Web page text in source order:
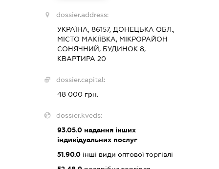
dossier.address:
УКРАЇНА, 86157, ДОНЕЦЬКА ОБЛ.,
МІСТО МАКІЇВКА, МІКРОРАЙОН
СОНЯЧНИЙ, БУДИНОК 8,
КВАРТИРА 20
dossier.capital:
48 000 грн.
dossier.kveds:
93.05.0 надання інших
індивідуальних послуг
51.90.0 інші види оптової торгівлі